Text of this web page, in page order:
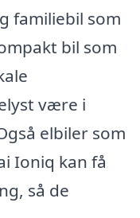
familiebil som
bil som
være i
elbiler som
Ioniq kan få
så de